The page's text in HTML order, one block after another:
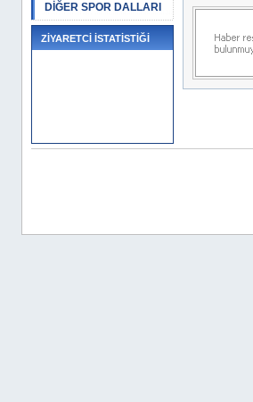
DİĞER SPOR DALLARI
ZİYARETCİ İSTATİSTİĞİ